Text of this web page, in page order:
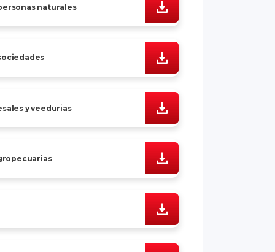
naturales
y veedurias